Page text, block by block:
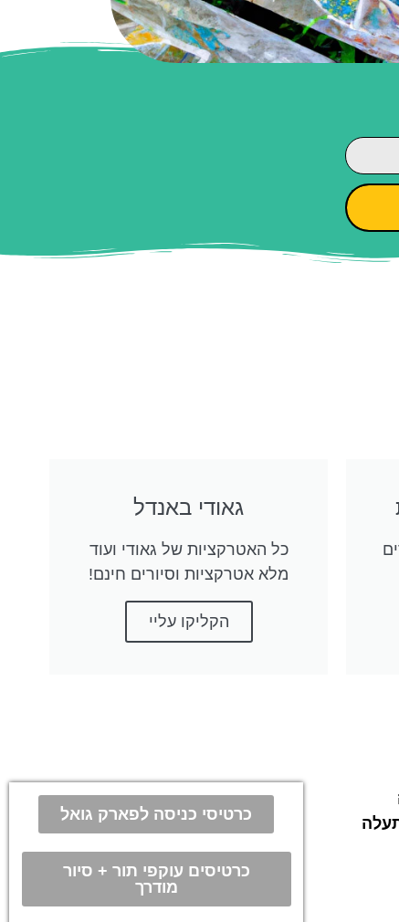
גאודי באנדל
כל האטרקציות של גאודי ועוד
מלא אטרקציות וסיורים חינם!
הקליקו עליי
כרטיסי כניסה לפארק גואל
כרטיסים עוקפי תור + סיור
מודרך